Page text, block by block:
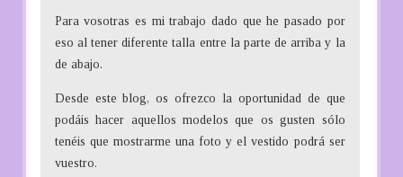
Para vosotras es mi trabajo dado que he pasado por
eso al tener diferente talla entre la parte de arriba y la
de abajo.
Desde este blog, os ofrezco la oportunidad de que
podáis hacer aquellos modelos que os gusten sólo
tenéis que mostrarme una foto y el vestido podrá ser
vuestro.